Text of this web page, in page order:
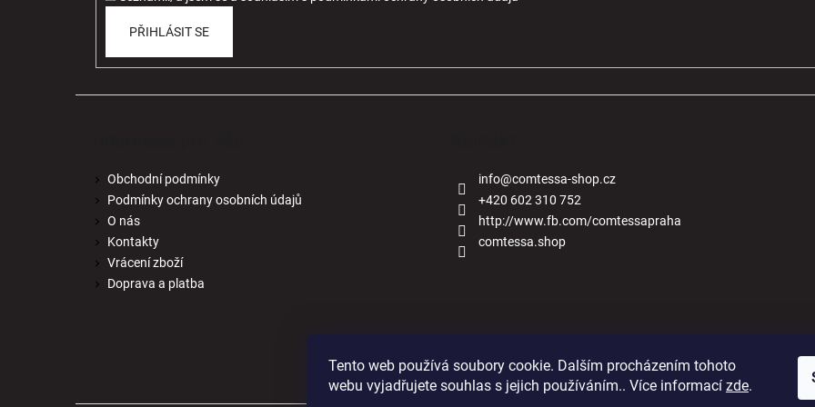
Tento web používá soubory cookie. Dalším procházením tohoto
webu vyjadřujete souhlas s jejich používáním.. Více informací zde.
PŘIHLÁSIT SE
Obchodní podmínky
Podmínky ochrany osobních údajů
O nás
Kontakty
Vrácení zboží
Doprava a platba
info@comtessa-shop.cz
+420 602 310 752
http://www.fb.com/comtessapraha
comtessa.shop
Naše obchody